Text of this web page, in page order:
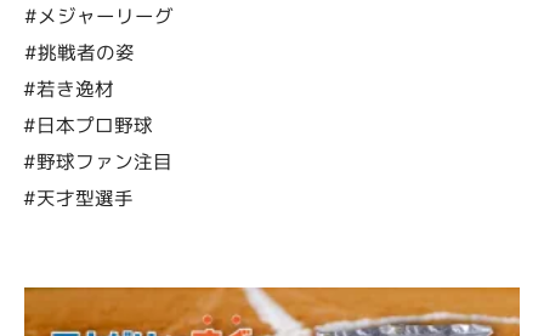
#メジャーリーグ
#挑戦者の姿
#若き逸材
#日本プロ野球
#野球ファン注目
#天才型選手